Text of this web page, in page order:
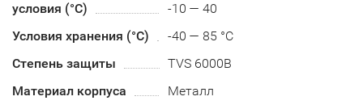
условия (°С)
-10 — 40
Условия хранения (°С)
-40 — 85 °C
Степень защиты
TVS 6000В
Материал корпуса
Металл